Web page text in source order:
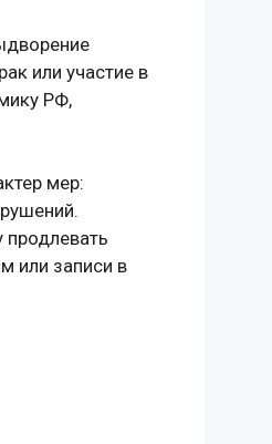
или участие в
РФ,
мер:
продлевать
или записи в